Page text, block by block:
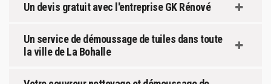
Un devis gratuit avec l'entreprise GK Rénové
Un service de démoussage de tuiles dans toute
la ville de La Bohalle